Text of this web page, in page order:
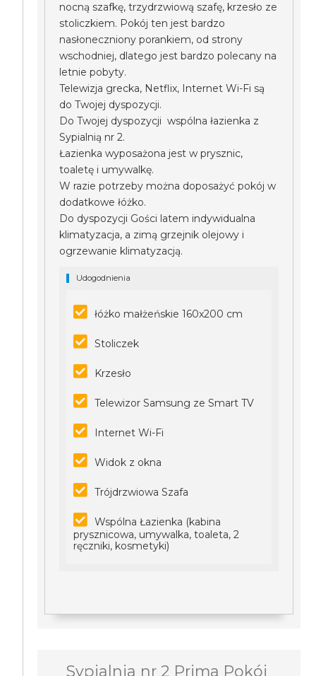
nocną szafkę, trzydrzwiową szafę, krzesło ze
stoliczkiem. Pokój ten jest bardzo
nasłoneczniony porankiem, od strony
wschodniej, dlatego jest bardzo polecany na
letnie pobyty.
Telewizja grecka, Netflix, Internet Wi-Fi są
do Twojej dyspozycji.
Do Twojej dyspozycji wspólna łazienka z
Sypialnią nr 2.
Łazienka wyposażona jest w prysznic,
toaletę i umywalkę.
W razie potrzeby można doposażyć pokój w
dodatkowe łóżko.
Do dyspozycji Gości latem indywidualna
klimatyzacja, a zimą grzejnik olejowy i
ogrzewanie klimatyzacją.
Udogodnienia
łóżko małżeńskie 160x200 cm
Stoliczek
Krzesło
Telewizor Samsung ze Smart TV
Internet Wi-Fi
Widok z okna
Trójdrzwiowa Szafa
Wspólna Łazienka (kabina
prysznicowa, umywalka, toaleta, 2
ręczniki, kosmetyki)
Sypialnia nr 2 Prima Pokój